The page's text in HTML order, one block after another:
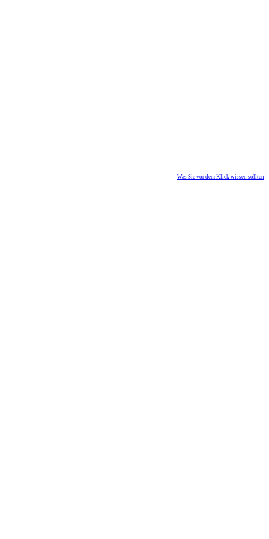
Was Sie vor dem Klick wissen sollten